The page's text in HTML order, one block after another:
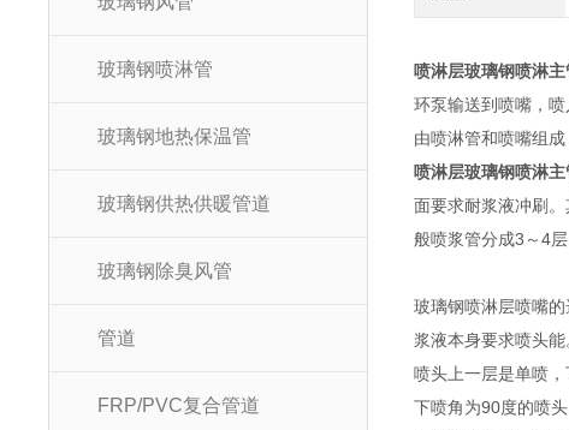
玻璃钢喷淋管
玻璃钢地热保温管
玻璃钢供热供暖管道
玻璃钢除臭风管
管道
FRP/PVC复合管道
喷淋层玻璃钢喷淋主
环泵输送到喷嘴，
由喷淋管和喷嘴组
喷淋层玻璃钢喷淋主
面要求耐浆液冲刷
般喷浆管分成3～4
玻璃钢喷淋层喷嘴的
浆液本身要求喷头
喷头上一层是单喷
下喷角为90度的喷